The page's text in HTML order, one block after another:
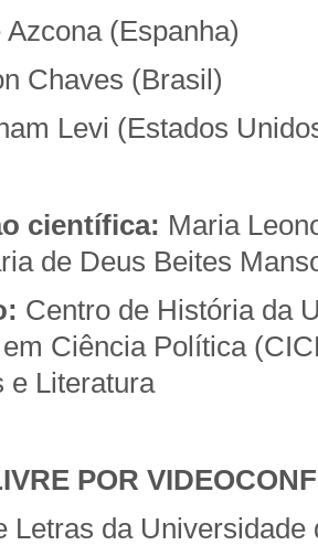
(Espanha)
Chaves (Brasil)
Levi (Estados
científica: Maria
de Deus Beites
Centro de História da
Ciência Política
e Literatura
POR
Letras da